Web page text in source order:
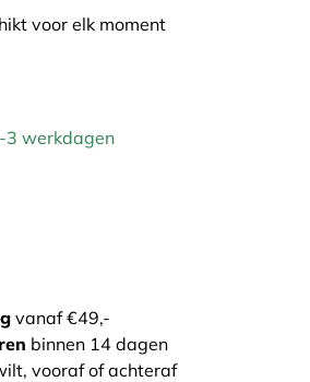
voor elk moment
3 werkdagen
vanaf €49,-
binnen 14 dagen
vooraf of achteraf